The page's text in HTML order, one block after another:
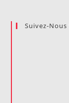
Suivez-Nous